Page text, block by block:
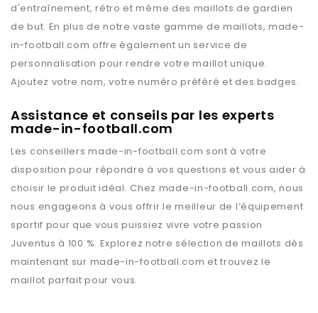
d'entraînement, rétro et même des maillots de gardien
de but. En plus de notre vaste gamme de maillots,made-
in-football.com offre également un service de
personnalisation pour rendre votre maillot unique.
Ajoutez votre nom, votre numéro préféré et des badges.
Assistance et conseils par les experts
made-in-football.com
Les conseillersmade-in-football.com sont à votre
disposition pour répondre à vos questions et vous aider à
choisir le produit idéal. Chez made-in-football.com, nous
nous engageons à vous offrir le meilleur de l’équipement
sportif pour que vous puissiez vivre votre passion
Juventus à 100 %. Explorez notre sélection de maillots dès
maintenant sur made-in-football.com et trouvez le
maillot parfait pour vous.